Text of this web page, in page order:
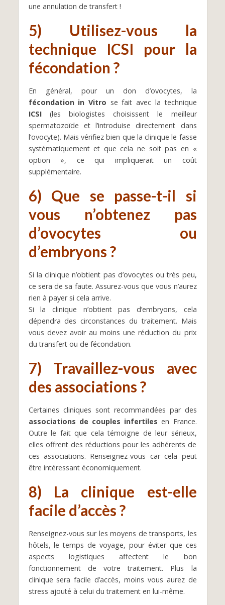
une annulation de transfert !
5) Utilisez-vous la
technique ICSI pour la
fécondation ?
En général, pour un don d’ovocytes, la
fécondation in Vitro se fait avec la technique
ICSI(les biologistes choisissent le meilleur
spermatozoïde et l’introduise directement dans
l’ovocyte). Mais vérifiez bien que la clinique le fasse
systématiquement et que cela ne soit pas en «
option », ce qui impliquerait un coût
supplémentaire.
6) Que se passe-t-il si
vous n’obtenez pas
d’ovocytes ou
d’embryons ?
Si la clinique n’obtient pas d’ovocytes ou très peu,
ce sera de sa faute. Assurez-vous que vous n’aurez
rien à payer si cela arrive.
Si la clinique n’obtient pas d’embryons, cela
dépendra des circonstances du traitement. Mais
vous devez avoir au moins une réduction du prix
du transfert ou de fécondation.
7) Travaillez-vous avec
des associations ?
Certaines cliniques sont recommandées par des
associations de couples infertiles en France.
Outre le fait que cela témoigne de leur sérieux,
elles offrent des réductions pour les adhérents de
ces associations. Renseignez-vous car cela peut
être intéressant économiquement.
8) La clinique est-elle
facile d’accès ?
Renseignez-vous sur les moyens de transports, les
hôtels, le temps de voyage, pour éviter que ces
aspects logistiques affectent le bon
fonctionnement de votre traitement. Plus la
clinique sera facile d’accès, moins vous aurez de
stress ajouté à celui du traitement en lui-même.